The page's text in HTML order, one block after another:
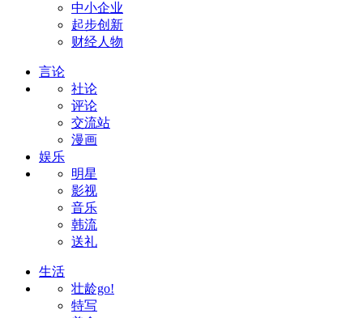
中小企业
起步创新
财经人物
言论
社论
评论
交流站
漫画
娱乐
明星
影视
音乐
韩流
送礼
生活
壮龄go!
特写